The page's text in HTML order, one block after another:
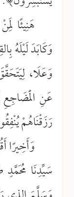
هَنِيئًا
وَكَابَدَ لَيْلَهُ
وَعَلَا،
عَنِ
رَزَقْنَاهُمْ
وَأَخِيرًا
سَيِّدِنَا مُحَمَّدٍ